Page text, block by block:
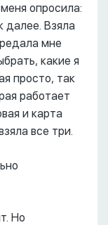
опросила:
далее. Взяла
мне
какие я
просто, так
работает
и карта
все три.
Но